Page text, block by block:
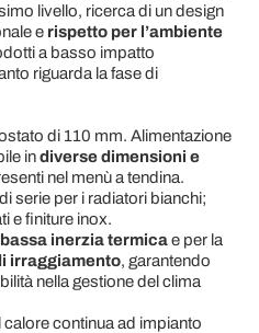
livello, ricerca di un design
e rispetto per l’ambiente
a basso impatto
riguarda la fase di
di 110 mm. Alimentazione
indiverse dimensioni e
nel menù a tendina.
serie per i radiatori bianchi;
e finiture inox.
bassa inerzia termicae per la
irraggiamento, garantendo
nella gestione del clima
continua ad impianto